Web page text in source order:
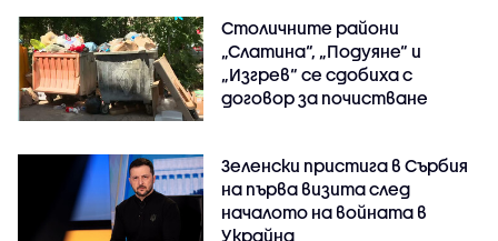
Столичните райони
„Слатина“, „Подуяне“ и
„Изгрев“ се сдобиха с
договор за почистване
Зеленски пристига в Сърбия
на първа визита след
началото на войната в
Украйна